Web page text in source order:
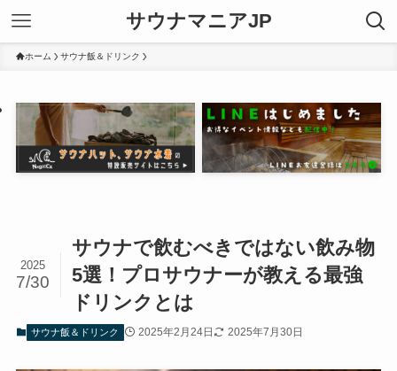
サウナマニアJP
ホーム サウナ飯＆ドリンク
サウナで飲むべきではない飲み物
5選！プロサウナーが教える最強
ドリンクとは
2025
7/30
サウナ飯＆ドリンク 2025年2月24日 2025年7月30日